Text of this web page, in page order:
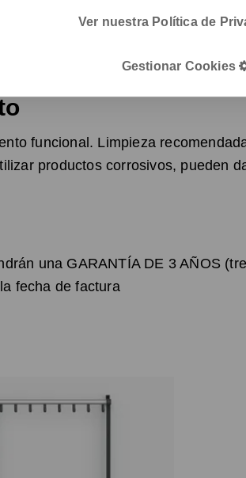
en diferentes materiales son
a reducir el daño
funcional. Limpieza
productos corrosivos, pueden
una GARANTÍA DE 3 AÑOS
fecha de factura
Ver nuestra Política de
Gestionar Cookies